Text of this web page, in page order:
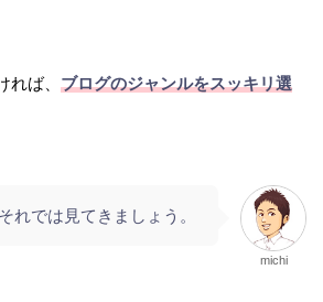
ば、 ブログのジャンルをスッキリ選
それでは見てきましょう。
michi